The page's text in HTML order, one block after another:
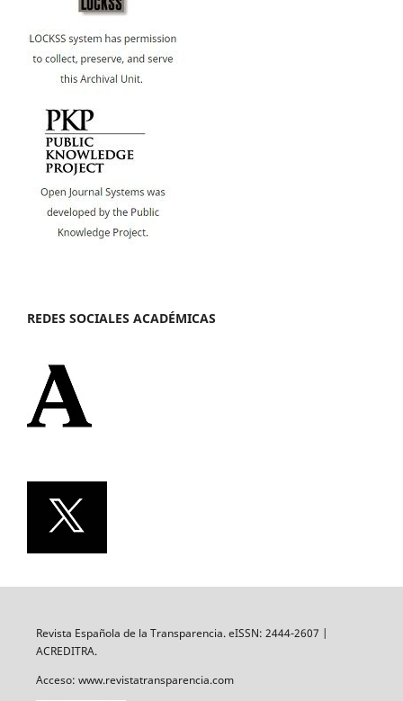
REDES SOCIALES ACADÉMICAS
Revista Española de la Transparencia. eISSN: 2444-2607 |
ACREDITRA.
Acceso: www.revistatransparencia.com